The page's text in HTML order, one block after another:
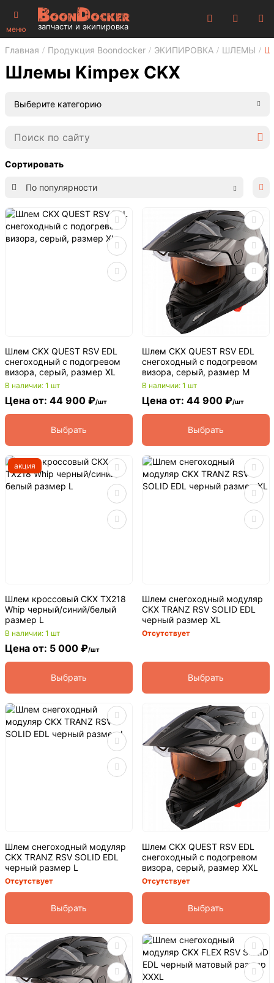
меню запчасти и экипировка
Главная Продукция Boondocker ЭКИПИРОВКА ШЛЕМЫ
Шлемы Kimpex CKX
Выберите категорию
Сортировать
По популярности
Шлем CKX QUEST RSV EDL
снегоходный с подогревом
визора, серый, размер XL
В наличии: 1 шт
Цена от: 44 900 ₽/шт
Выбрать
Шлем CKX QUEST RSV EDL
снегоходный с подогревом
визора, серый, размер M
В наличии: 1 шт
Цена от: 44 900 ₽/шт
Выбрать
акция
Шлем кроссовый CKX TX218
Whip черный/синий/белый
размер L
В наличии: 1 шт
Цена от: 5 000 ₽/шт
Выбрать
Шлем снегоходный модуляр
CKX TRANZ RSV SOLID EDL
черный размер XL
Отсутствует
Выбрать
Шлем снегоходный модуляр
CKX TRANZ RSV SOLID EDL
черный размер L
Отсутствует
Выбрать
Шлем CKX QUEST RSV EDL
снегоходный с подогревом
визора, серый, размер XXL
Отсутствует
Выбрать